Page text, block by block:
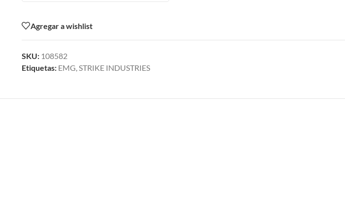
Agregar a wishlist
SKU: 108582
Etiquetas: EMG,STRIKE INDUSTRIES